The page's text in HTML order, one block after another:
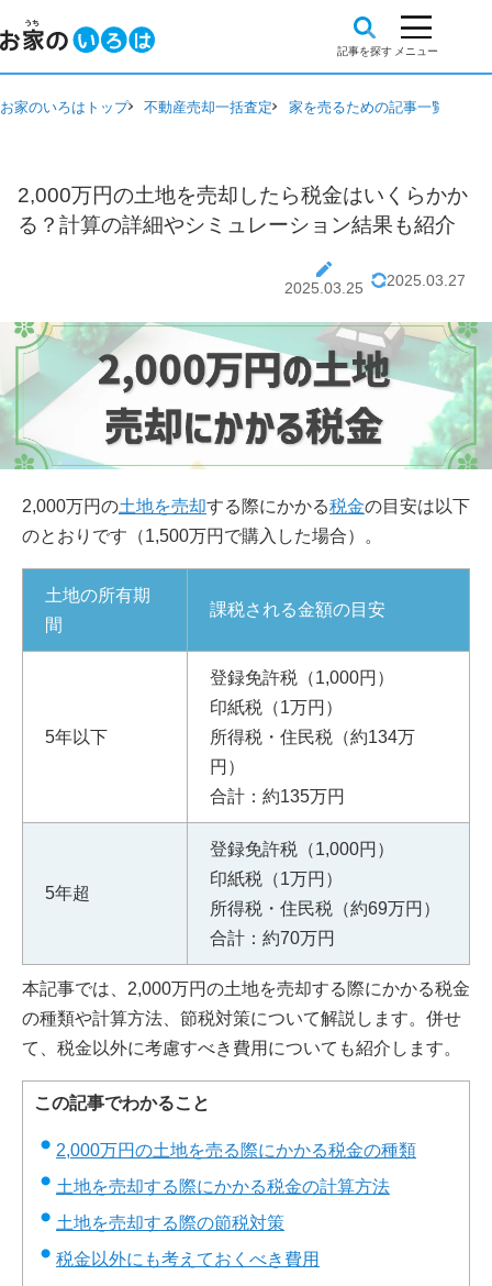
お家のいろはトップ 不動産売却一括査定 家を売るための記事一覧
2,000万円の土地を売却したら税金はいくらかか
る？計算の詳細やシミュレーション結果も紹介
2025.03.25 2025.03.27
2,000万円の土地を売却する際にかかる税金の目安は以下
のとおりです（1,500万円で購入した場合）。
土地の所有期
間
課税される金額の目安
5年以下
登録免許税（1,000円）
印紙税（1万円）
所得税・住民税（約134万
円）
合計：約135万円
5年超
登録免許税（1,000円）
印紙税（1万円）
所得税・住民税（約69万円）
合計：約70万円
本記事では、2,000万円の土地を売却する際にかかる税金
の種類や計算方法、節税対策について解説します。併せ
て、税金以外に考慮すべき費用についても紹介します。
この記事でわかること
2,000万円の土地を売る際にかかる税金の種類
土地を売却する際にかかる税金の計算方法
土地を売却する際の節税対策
税金以外にも考えておくべき費用